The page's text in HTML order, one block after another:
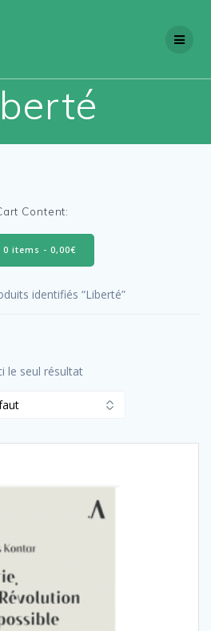
Content:
0 items - 0,00€
identifiés “Liberté”
le seul résultat